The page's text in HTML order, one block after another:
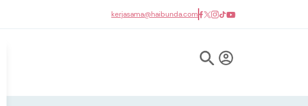
kerjasama@haibunda.com